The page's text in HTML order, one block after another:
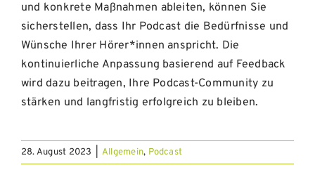
und konkrete Maßnahmen ableiten, können Sie
sicherstellen, dass Ihr Podcast die Bedürfnisse und
Wünsche Ihrer Hörer*innen anspricht. Die
kontinuierliche Anpassung basierend auf Feedback
wird dazu beitragen, Ihre Podcast-Community zu
stärken und langfristig erfolgreich zu bleiben.
28. August 2023 Allgemein, Podcast